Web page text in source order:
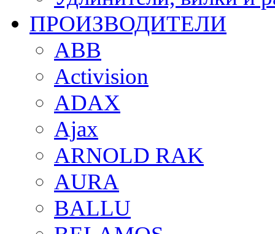
ПРОИЗВОДИТЕЛИ
ABB
Activision
ADAX
Ajax
ARNOLD RAK
AURA
BALLU